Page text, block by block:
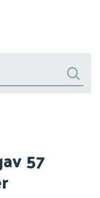
Søg
57